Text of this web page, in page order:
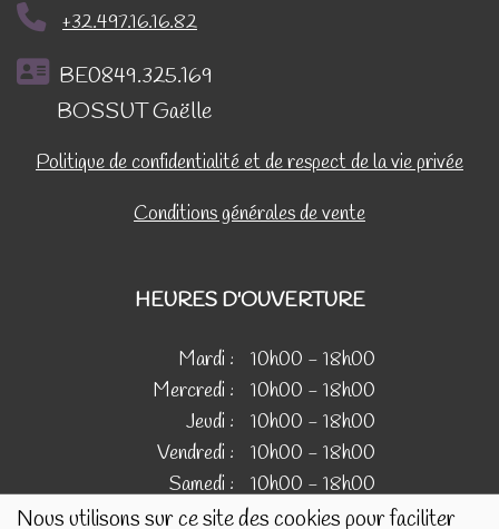
Nous utilisons sur ce site des cookies pour faciliter
+32.497.16.16.82
BE0849.325.169
BOSSUT Gaëlle
Politique de confidentialité et de respect de la vie privée
Conditions générales de vente
HEURES D'OUVERTURE
Mardi :
10h00 - 18h00
Mercredi :
10h00 - 18h00
Jeudi :
10h00 - 18h00
Vendredi :
10h00 - 18h00
Samedi :
10h00 - 18h00